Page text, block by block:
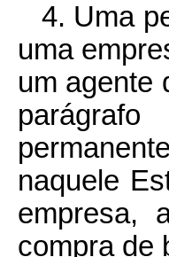
4. Uma
uma
um agente
naquele
empresa,
compra de